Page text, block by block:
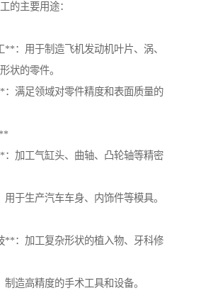
的主要用途：
：用于制造飞机发动机叶片、涡、
状的零件。
满足领域对零件精度和表面质量的
加工气缸头、曲轴、凸轮轴等精密
于生产汽车车身、内饰件等模具。
：加工复杂形状的植入物、牙科修
造高精度的手术工具和设备。